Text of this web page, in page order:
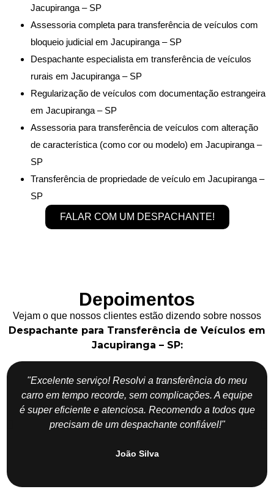
Jacupiranga – SP
Assessoria completa para transferência de veículos com
bloqueio judicial em Jacupiranga – SP
Despachante especialista em transferência de veículos
rurais em Jacupiranga – SP
Regularização de veículos com documentação estrangeira
em Jacupiranga – SP
Assessoria para transferência de veículos com alteração
de característica (como cor ou modelo) em Jacupiranga –
SP
Transferência de propriedade de veículo em Jacupiranga –
SP
FALAR COM UM DESPACHANTE!
Depoimentos
Vejam o que nossos clientes estão dizendo sobre nossos
Despachante para Transferência de Veículos em
Jacupiranga – SP:
"Excelente serviço! Resolvi a transferência do meu
carro em tempo recorde, sem complicações. A equipe
é super eficiente e atenciosa. Recomendo a todos que
precisam de um despachante confiável!"
João Silva